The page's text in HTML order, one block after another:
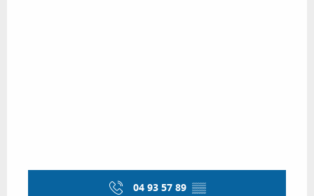
04 93 57 89 ▒▒